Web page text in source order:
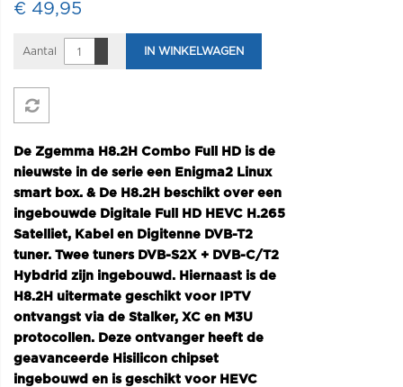
€ 49,95
Aantal IN WINKELWAGEN
De Zgemma H8.2H Combo Full HD is de
nieuwste in de serie een Enigma2 Linux
smart box. & De H8.2H beschikt over een
ingebouwde Digitale Full HD HEVC H.265
Satelliet, Kabel en Digitenne DVB-T2
tuner. Twee tuners DVB-S2X + DVB-C/T2
Hybdrid zijn ingebouwd. Hiernaast is de
H8.2H uitermate geschikt voor IPTV
ontvangst via de Stalker, XC en M3U
protocollen. Deze ontvanger heeft de
geavanceerde Hisilicon chipset
ingebouwd en is geschikt voor HEVC